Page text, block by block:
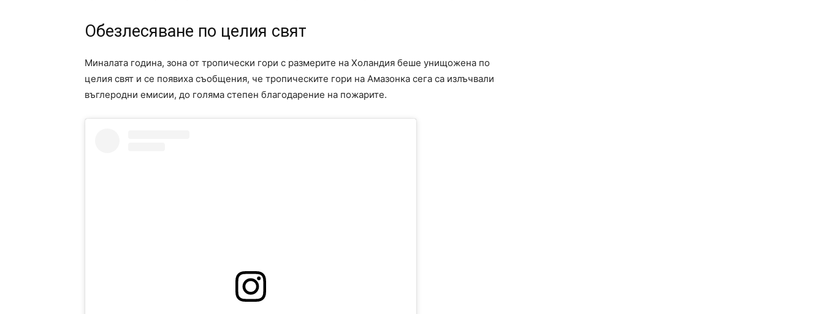
Обезлесяване по целия свят
Миналата година, зона от тропически гори с размерите на Холандия беше унищожена по
целия свят и се появиха съобщения, че тропическите гори на Амазонка сега са излъчвали
въглеродни емисии, до голяма степен благодарение на пожарите.